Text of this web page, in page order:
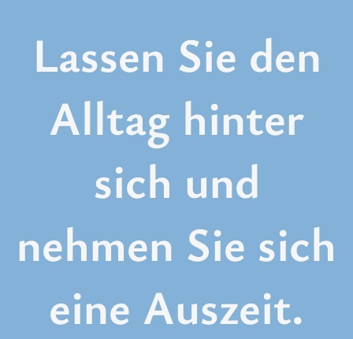
Lassen Sie den
Alltag hinter
sich und
nehmen Sie sich
eine Auszeit.